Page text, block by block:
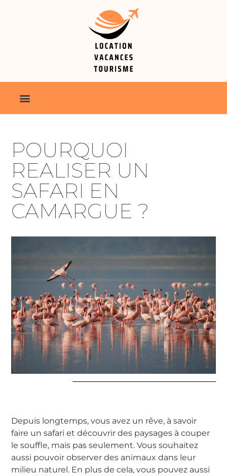
POURQUOI
REALISER UN
SAFARI EN
CAMARGUE ?
Depuis longtemps, vous avez un rêve, à savoir
faire un safari et découvrir des paysages à couper
le souffle, mais pas seulement. Vous souhaitez
aussi pouvoir observer des animaux dans leur
milieu naturel. En plus de cela, vous pouvez aussi